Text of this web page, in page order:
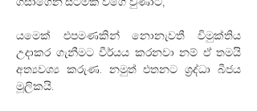
යමෙක් එපමණකින් නොනැවතී විමුක්තිය
උදාකර ගැනීමට වීර්යය කරනවා නම් ඒ තමයි
අත්‍යවශ්‍ය කරුණ. නමුත් එතනට ශ්‍රද්ධා බීජය
මූලිකයි.